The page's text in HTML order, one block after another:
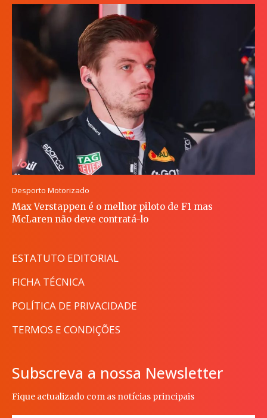
Desporto Motorizado
Max Verstappen é o melhor piloto de F1 mas
McLaren não deve contratá-lo
ESTATUTO EDITORIAL
FICHA TÉCNICA
POLÍTICA DE PRIVACIDADE
TERMOS E CONDIÇÕES
Subscreva a nossa Newsletter
Fique actualizado com as notícias principais